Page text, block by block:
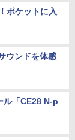
ポケットに入
ウンドを体感
ル「CE28 N-p